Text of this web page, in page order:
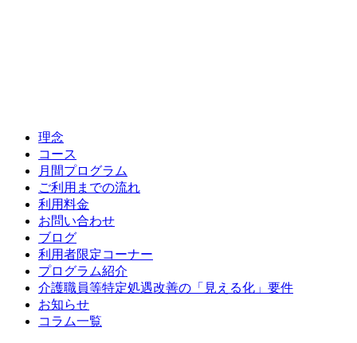
理念
コース
月間プログラム
ご利用までの流れ
利用料金
お問い合わせ
ブログ
利用者限定コーナー
プログラム紹介
介護職員等特定処遇改善の「見える化」要件
お知らせ
コラム一覧